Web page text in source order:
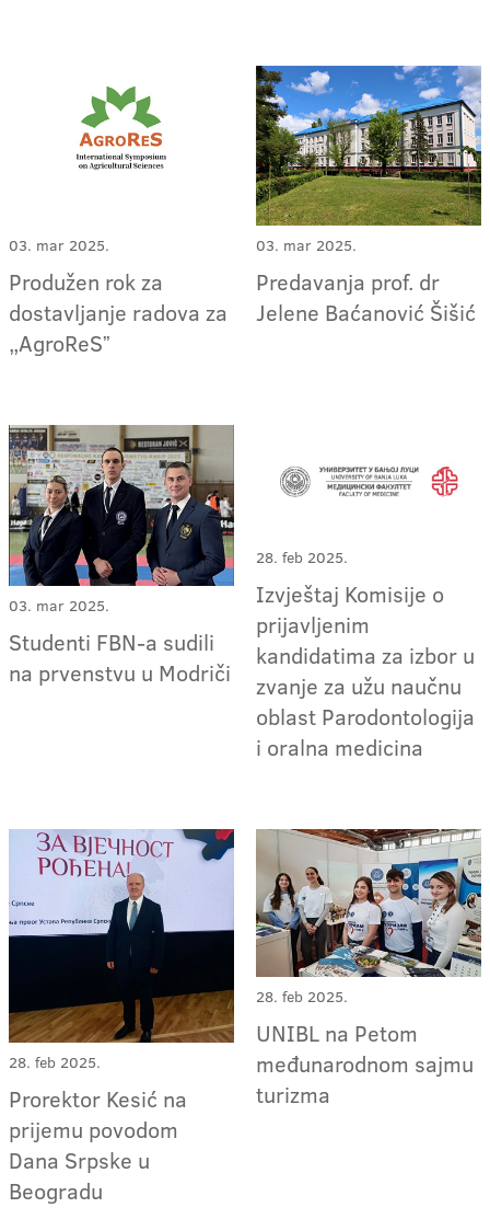
03. mar 2025.
Produžen rok za
dostavljanje radova za
„AgroReSˮ
03. mar 2025.
Predavanja prof. dr
Jelene Baćanović Šišić
03. mar 2025.
Studenti FBN-a sudili
na prvenstvu u Modriči
28. feb 2025.
Izvještaj Komisije o
prijavljenim
kandidatima za izbor u
zvanje za užu naučnu
oblast Parodontologija
i oralna medicina
28. feb 2025.
Prorektor Kesić na
prijemu povodom
Dana Srpske u
Beogradu
28. feb 2025.
UNIBL na Petom
međunarodnom sajmu
turizma